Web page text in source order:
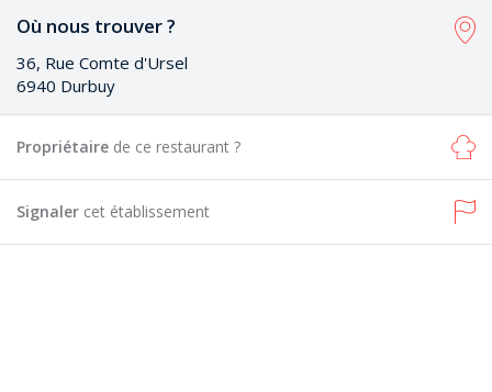
Où nous trouver ?
36, Rue Comte d'Ursel
6940 Durbuy
Propriétaire de ce restaurant ?
Signaler cet établissement